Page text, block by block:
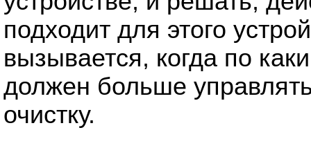
подходит для этого
вызывается, когда по
должен больше
очистку.